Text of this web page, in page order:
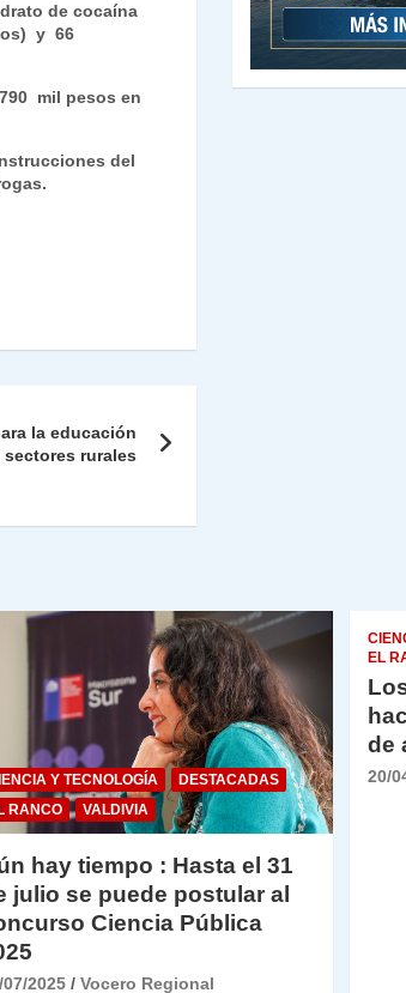
de cocaína
y 66
mil pesos en
del
la educación
rurales
Y TECNOLOGÍA
DESTACADAS
RANCO
VALDIVIA
hay tiempo : Hasta el 31
julio se puede postular al
Ciencia Pública
07/2025 Vocero Regional
EL
de
20/